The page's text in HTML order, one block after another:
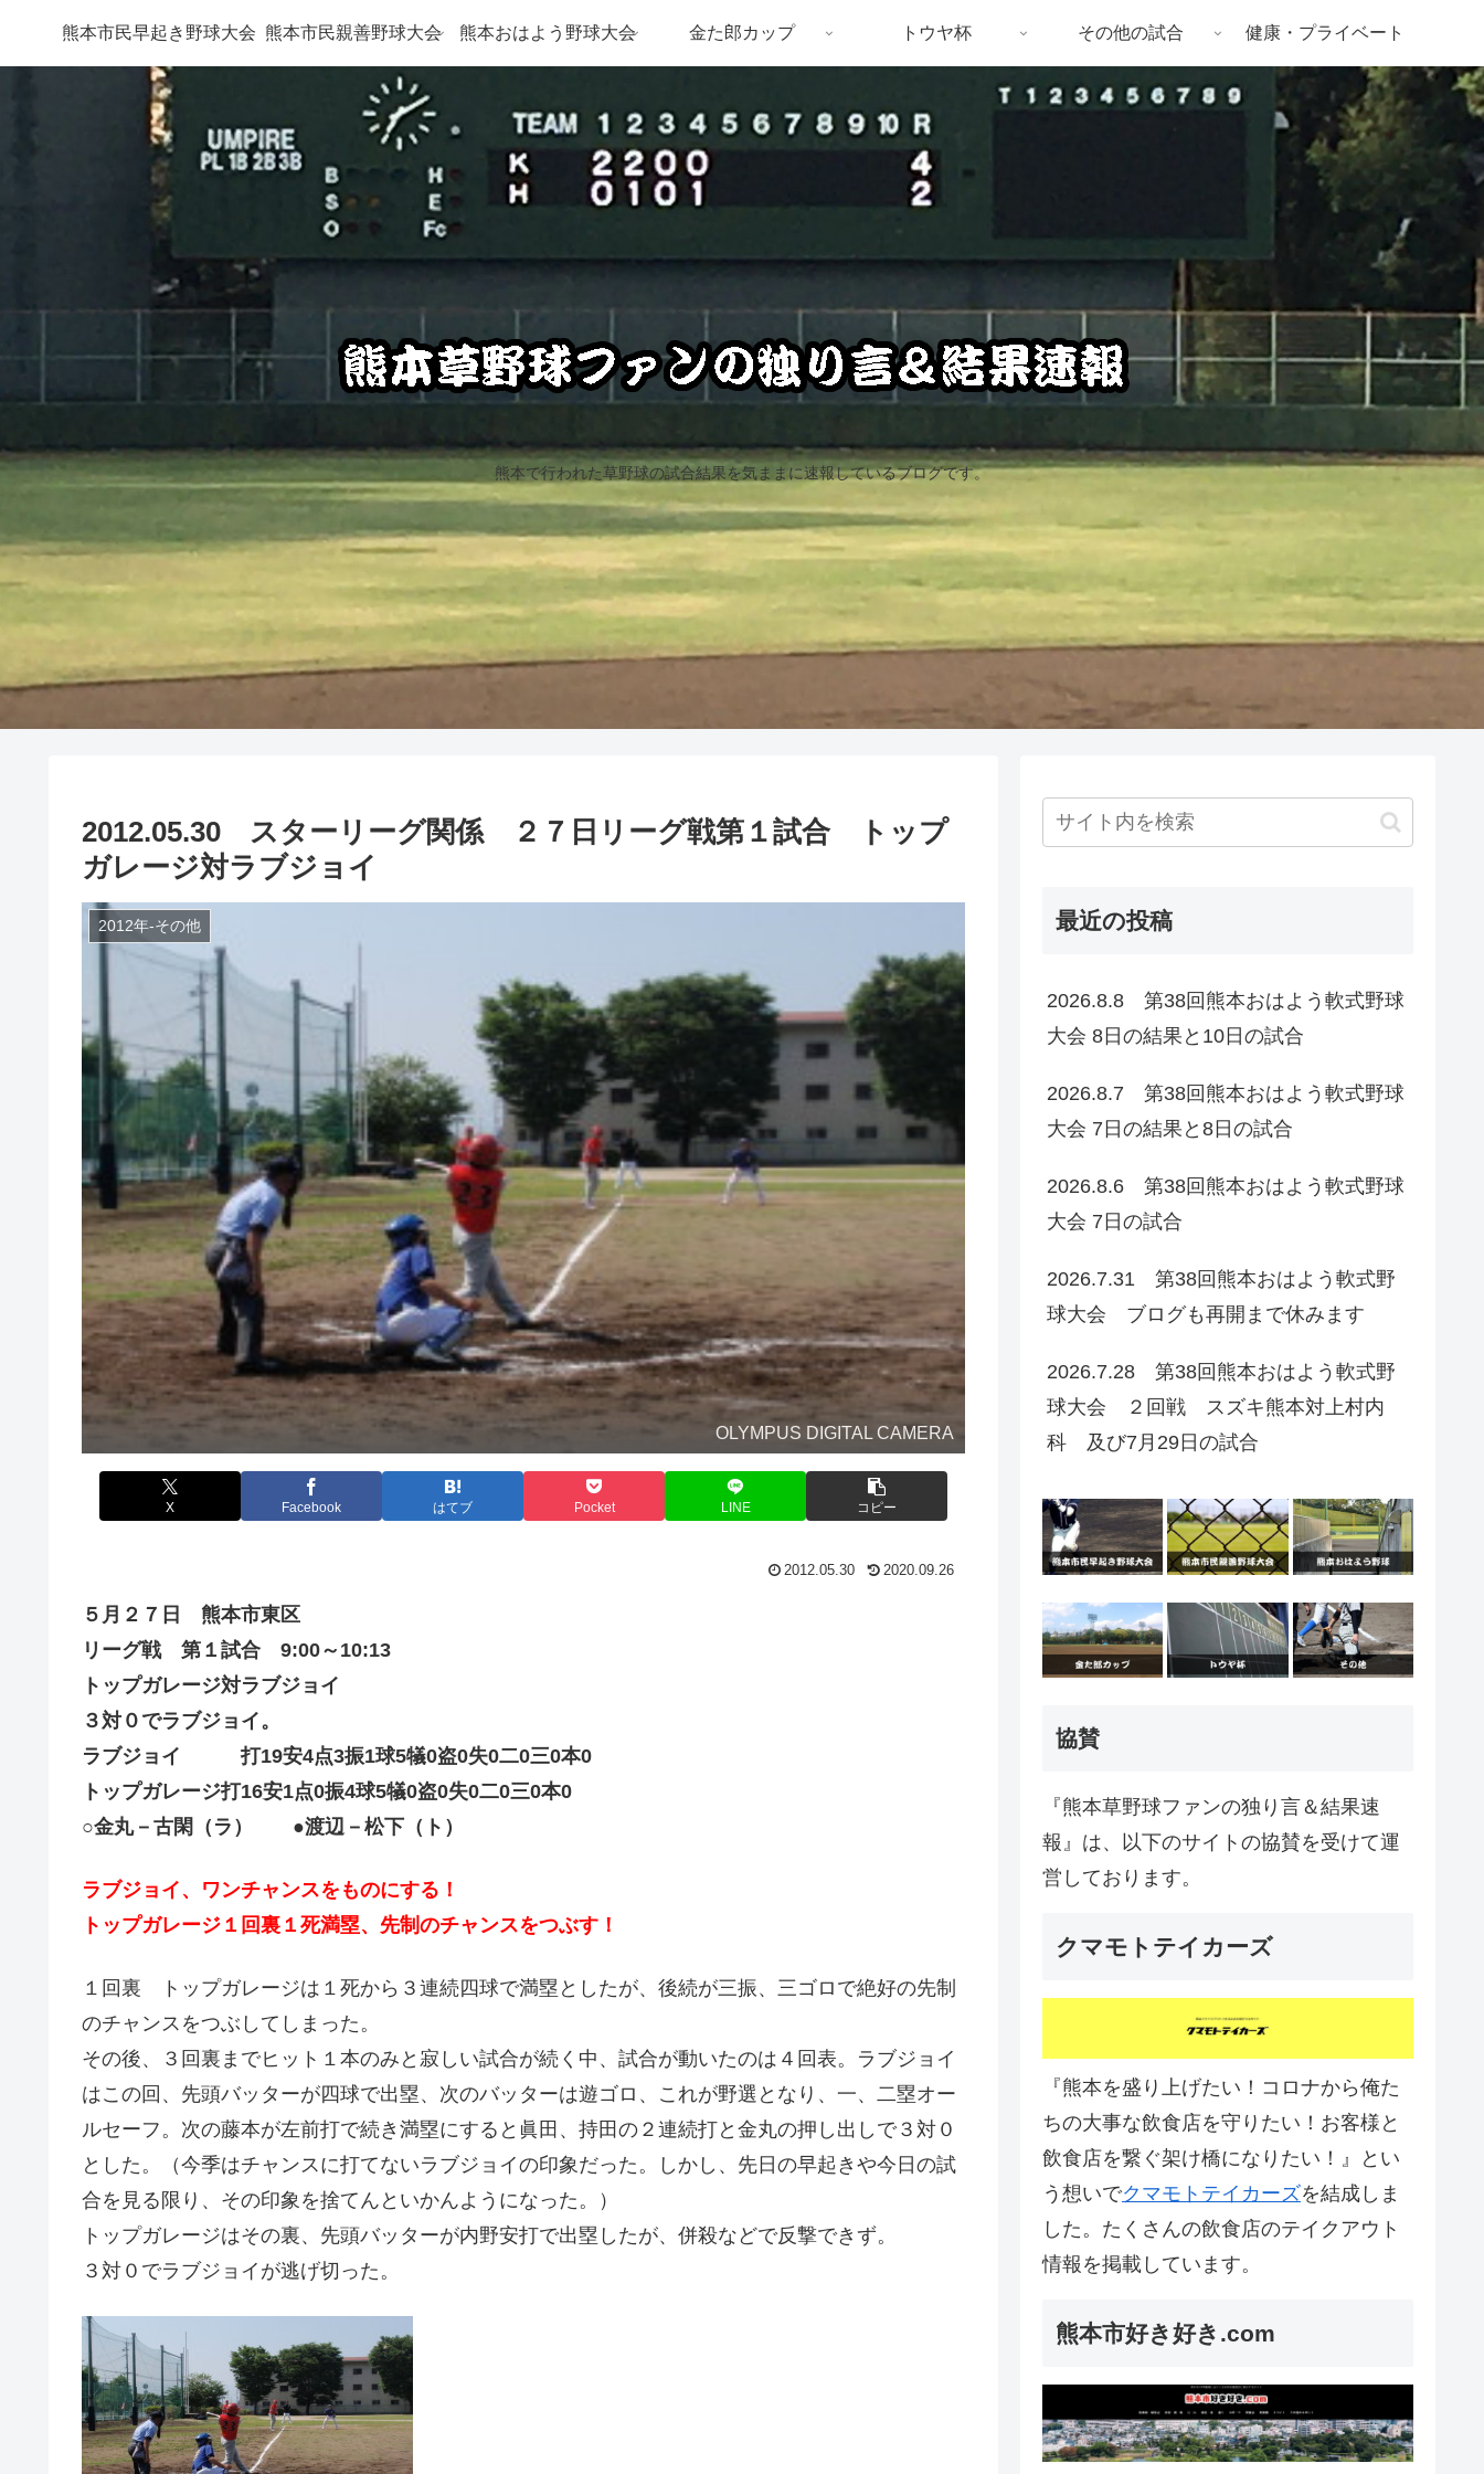
熊本で行われた草野球の試合結果を気ままに速報しているブログです。
熊本市民早起き野球大会 熊本市民親善野球大会 熊本おはよう野球大会 金た郎カップ トウヤ杯 その他の試合 健康・プライベート
2012.05.30 スターリーグ関係 ２７日リーグ戦第１試合 トップ
ガレージ対ラブジョイ
2012年-その他
OLYMPUS DIGITAL CAMERA
X Facebook はてブ Pocket LINE コピー
2012.05.30 2020.09.26
５月２７日 熊本市東区
リーグ戦 第１試合 9:00～10:13
トップガレージ対ラブジョイ
３対０でラブジョイ。
ラブジョイ 打19安4点3振1球5犠0盗0失0二0三0本0
トップガレージ打16安1点0振4球5犠0盗0失0二0三0本0
○金丸－古閑（ラ） ●渡辺－松下（ト）
ラブジョイ、ワンチャンスをものにする！
トップガレージ１回裏１死満塁、先制のチャンスをつぶす！
１回裏 トップガレージは１死から３連続四球で満塁としたが、後続が三振、三ゴロで絶好の先制
のチャンスをつぶしてしまった。
その後、３回裏までヒット１本のみと寂しい試合が続く中、試合が動いたのは４回表。ラブジョイ
はこの回、先頭バッターが四球で出塁、次のバッターは遊ゴロ、これが野選となり、一、二塁オー
ルセーフ。次の藤本が左前打で続き満塁にすると眞田、持田の２連続打と金丸の押し出しで３対０
とした。（今季はチャンスに打てないラブジョイの印象だった。しかし、先日の早起きや今日の試
合を見る限り、その印象を捨てんといかんようになった。）
トップガレージはその裏、先頭バッターが内野安打で出塁したが、併殺などで反撃できず。
３対０でラブジョイが逃げ切った。
最近の投稿
2026.8.8 第38回熊本おはよう軟式野球
大会 8日の結果と10日の試合
2026.8.7 第38回熊本おはよう軟式野球
大会 7日の結果と8日の試合
2026.8.6 第38回熊本おはよう軟式野球
大会 7日の試合
2026.7.31 第38回熊本おはよう軟式野
球大会 ブログも再開まで休みます
2026.7.28 第38回熊本おはよう軟式野
球大会 ２回戦 スズキ熊本対上村内
科 及び7月29日の試合
協賛
『熊本草野球ファンの独り言＆結果速
報』は、以下のサイトの協賛を受けて運
営しております。
クマモトテイカーズ
『熊本を盛り上げたい！コロナから俺た
ちの大事な飲食店を守りたい！お客様と
飲食店を繋ぐ架け橋になりたい！』とい
う想いでクマモトテイカーズを結成しま
した。たくさんの飲食店のテイクアウト
情報を掲載しています。
熊本市好き好き.com